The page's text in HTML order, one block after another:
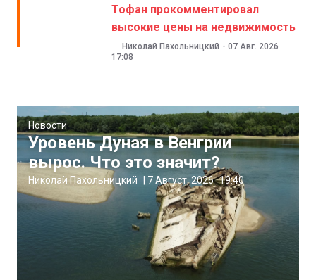
Тофан прокомментировал
высокие цены на недвижимость
Николай Пахольницкий - 07 Авг. 2026
17:08
Новости
Уровень Дуная в Венгрии
вырос. Что это значит?
Николай Пахольницкий 7 Август, 2026 19:40